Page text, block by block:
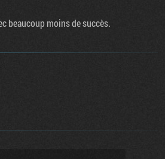
beaucoup moins de succès.